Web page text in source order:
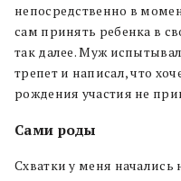
непосредственно в
сам принять ребенка в
так далее. Муж
трепет и написал, что
рождения участия не
Сами роды
Схватки у меня